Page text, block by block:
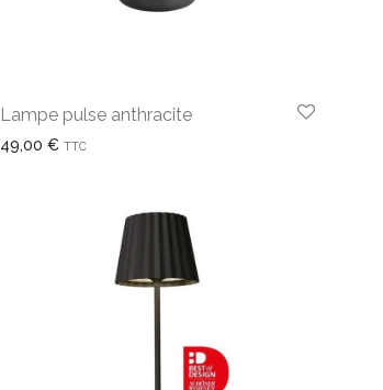
Lampe pulse anthracite
49,00 € TTC